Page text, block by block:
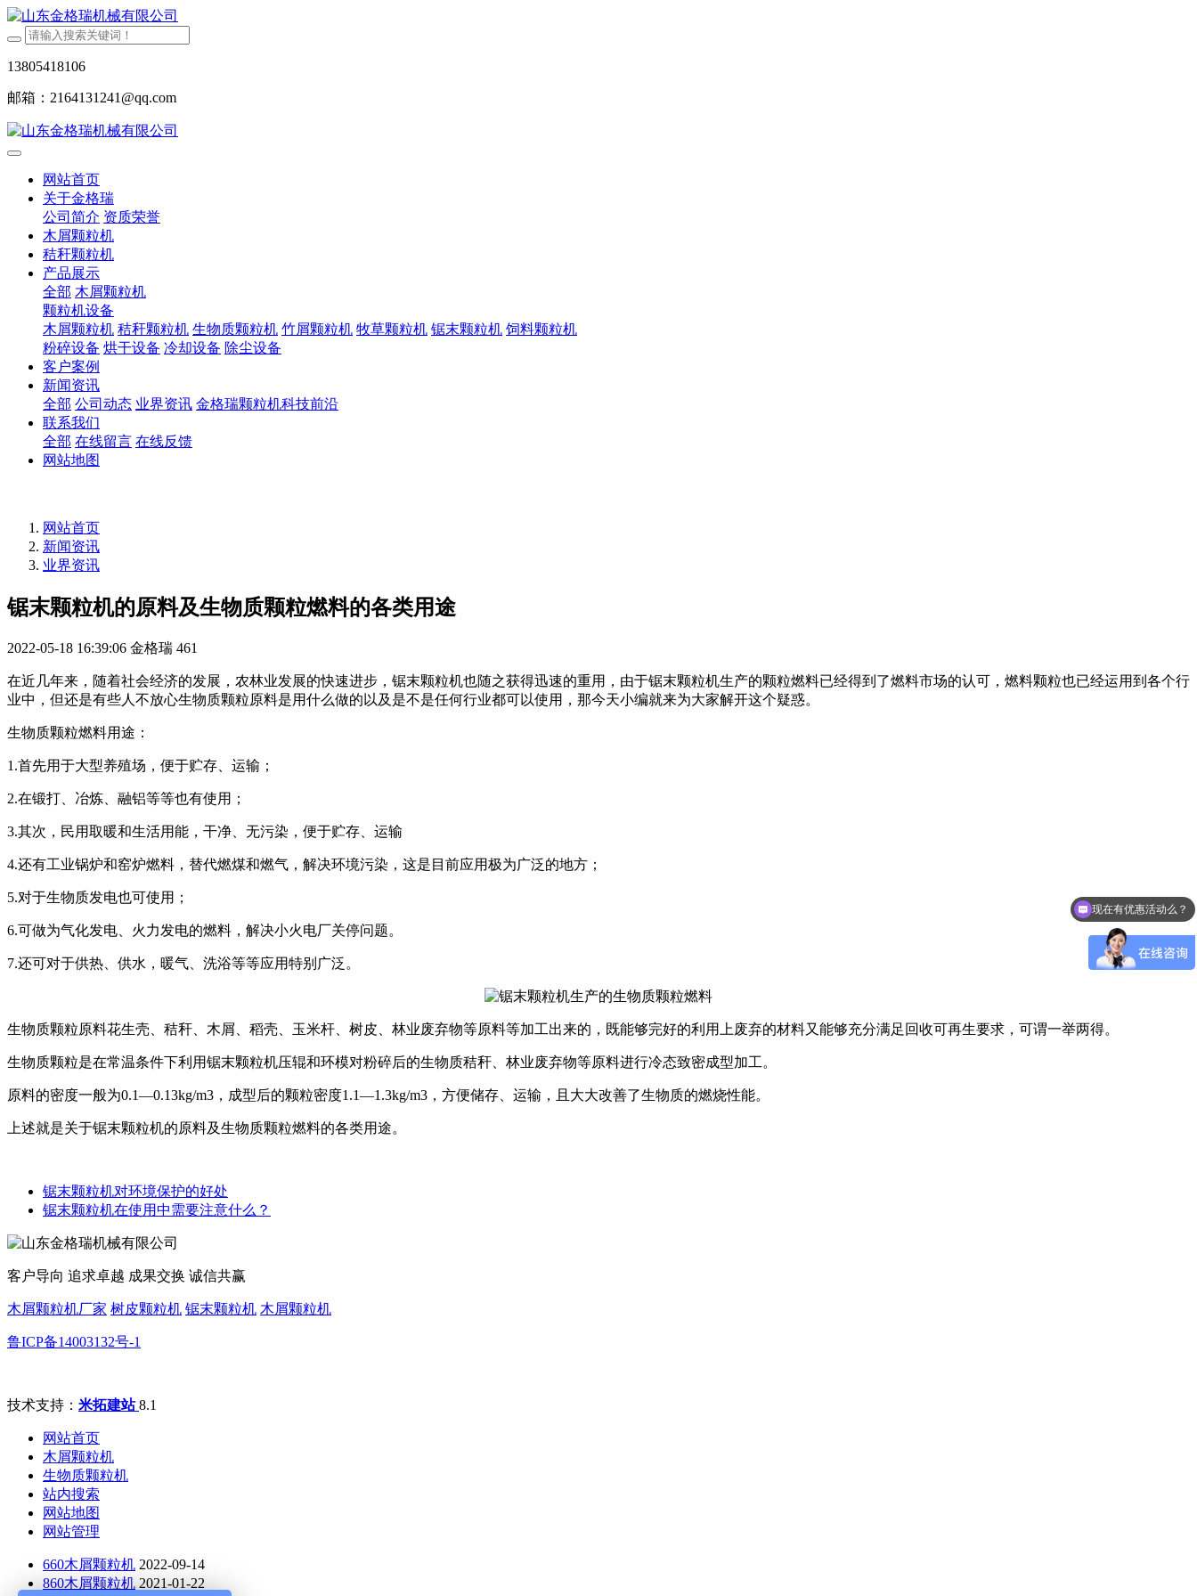
13805418106
邮箱：2164131241@qq.com
网站首页
关于金格瑞
公司简介 资质荣誉
木屑颗粒机
秸秆颗粒机
产品展示
全部 木屑颗粒机
颗粒机设备
木屑颗粒机 秸秆颗粒机 生物质颗粒机 竹屑颗粒机 牧草颗粒机 锯末颗粒机 饲料颗粒机
粉碎设备 烘干设备 冷却设备 除尘设备
客户案例
新闻资讯
全部 公司动态 业界资讯 金格瑞颗粒机科技前沿
联系我们
全部 在线留言 在线反馈
网站地图
网站首页
新闻资讯
业界资讯
锯末颗粒机的原料及生物质颗粒燃料的各类用途
2022-05-18 16:39:06 金格瑞 461
在近几年来，随着社会经济的发展，农林业发展的快速进步，锯末颗粒机也随之获得迅速的重用，由于锯末颗粒机生产的颗粒燃料已经得到了燃料市场的认可，燃料颗粒也已经运用到各个行
业中，但还是有些人不放心生物质颗粒原料是用什么做的以及是不是任何行业都可以使用，那今天小编就来为大家解开这个疑惑。
生物质颗粒燃料用途：
1.首先用于大型养殖场，便于贮存、运输；
2.在锻打、冶炼、融铝等等也有使用；
3.其次，民用取暖和生活用能，干净、无污染，便于贮存、运输
4.还有工业锅炉和窑炉燃料，替代燃煤和燃气，解决环境污染，这是目前应用极为广泛的地方；
5.对于生物质发电也可使用；
6.可做为气化发电、火力发电的燃料，解决小火电厂关停问题。
7.还可对于供热、供水，暖气、洗浴等等应用特别广泛。
生物质颗粒原料花生壳、秸秆、木屑、稻壳、玉米杆、树皮、林业废弃物等原料等加工出来的，既能够完好的利用上废弃的材料又能够充分满足回收可再生要求，可谓一举两得。
生物质颗粒是在常温条件下利用锯末颗粒机压辊和环模对粉碎后的生物质秸秆、林业废弃物等原料进行冷态致密成型加工。
原料的密度一般为0.1—0.13kg/m3，成型后的颗粒密度1.1—1.3kg/m3，方便储存、运输，且大大改善了生物质的燃烧性能。
上述就是关于锯末颗粒机的原料及生物质颗粒燃料的各类用途。
锯末颗粒机对环境保护的好处
锯末颗粒机在使用中需要注意什么？
客户导向 追求卓越 成果交换 诚信共赢
木屑颗粒机厂家 树皮颗粒机 锯末颗粒机 木屑颗粒机
鲁ICP备14003132号-1
技术支持： 米拓建站8.1
网站首页
木屑颗粒机
生物质颗粒机
站内搜索
网站地图
网站管理
660木屑颗粒机 2022-09-14
860木屑颗粒机 2021-01-22
现在有优惠活动么？